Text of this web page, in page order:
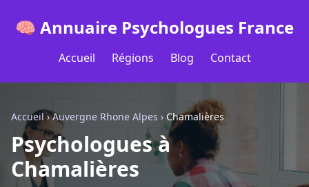
🧠 Annuaire Psychologues France
Accueil Régions Blog Contact
Accueil ›Auvergne Rhone Alpes › Chamalières
Psychologues à
Chamalières